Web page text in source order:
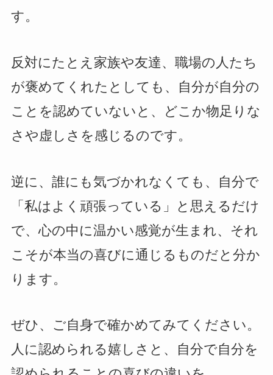
す。
反対にたとえ家族や友達、職場の人たち
が褒めてくれたとしても、自分が自分の
ことを認めていないと、どこか物足りな
さや虚しさを感じるのです。
逆に、誰にも気づかれなくても、自分で
「私はよく頑張っている」と思えるだけ
で、心の中に温かい感覚が生まれ、それ
こそが本当の喜びに通じるものだと分か
ります。
ぜひ、ご自身で確かめてみてください。
人に認められる嬉しさと、自分で自分を